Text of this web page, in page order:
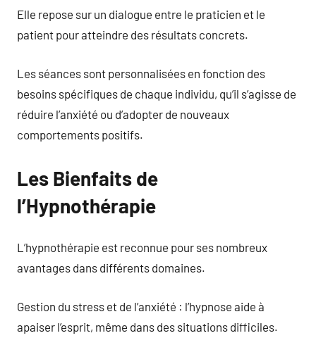
Elle repose sur un dialogue entre le praticien et le
patient pour atteindre des résultats concrets.
Les séances sont personnalisées en fonction des
besoins spécifiques de chaque individu, qu’il s’agisse de
réduire l’anxiété ou d’adopter de nouveaux
comportements positifs.
Les Bienfaits de
l’Hypnothérapie
L’hypnothérapie est reconnue pour ses nombreux
avantages dans différents domaines.
Gestion du stress et de l’anxiété : l’hypnose aide à
apaiser l’esprit, même dans des situations difficiles.